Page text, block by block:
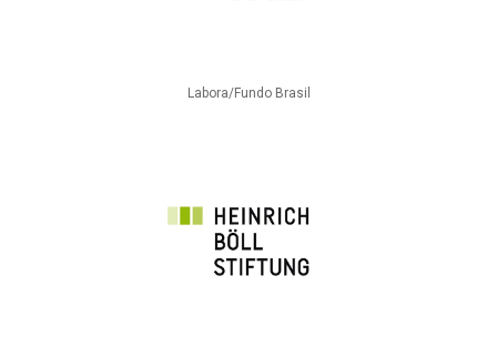
Labora/Fundo Brasil